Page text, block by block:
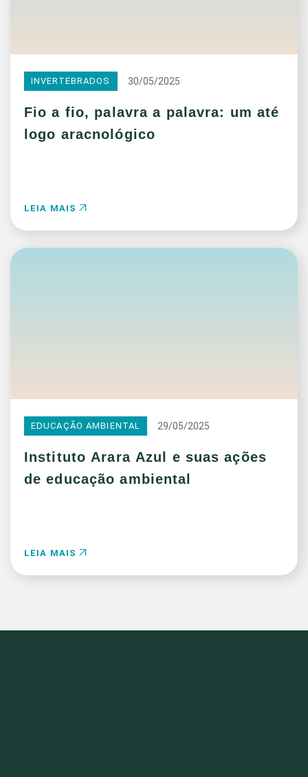
INVERTEBRADOS 30/05/2025
Fio a fio, palavra a palavra: um até
logo aracnológico
LEIA MAIS
EDUCAÇÃO AMBIENTAL 29/05/2025
Instituto Arara Azul e suas ações
de educação ambiental
LEIA MAIS